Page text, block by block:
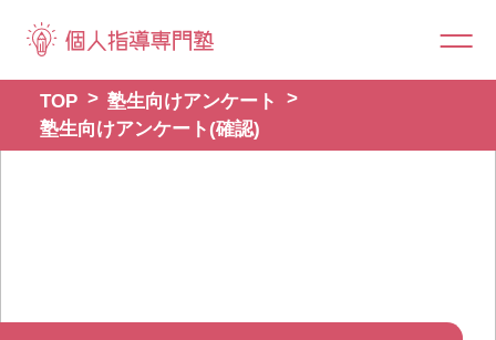
TOP
塾生向けアンケート
塾生向けアンケート(確認)